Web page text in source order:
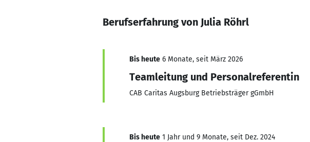
Berufserfahrung von Julia Röhrl
Bis heute 6 Monate, seit März 2026
Teamleitung und Personalreferentin
CAB Caritas Augsburg Betriebsträger gGmbH
Bis heute 1 Jahr und 9 Monate, seit Dez. 2024